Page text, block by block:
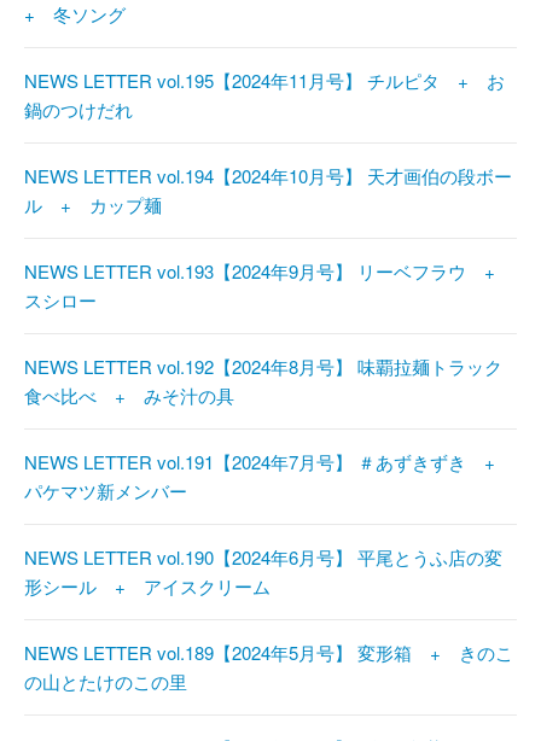
+ 冬ソング
NEWS LETTER vol.195【2024年11月号】 チルピタ + お
鍋のつけだれ
NEWS LETTER vol.194【2024年10月号】 天才画伯の段ボー
ル + カップ麺
NEWS LETTER vol.193【2024年9月号】 リーベフラウ +
スシロー
NEWS LETTER vol.192【2024年8月号】 味覇拉麺トラック
食べ比べ + みそ汁の具
NEWS LETTER vol.191【2024年7月号】 ＃あずきずき +
パケマツ新メンバー
NEWS LETTER vol.190【2024年6月号】 平尾とうふ店の変
形シール + アイスクリーム
NEWS LETTER vol.189【2024年5月号】 変形箱 + きのこ
の山とたけのこの里